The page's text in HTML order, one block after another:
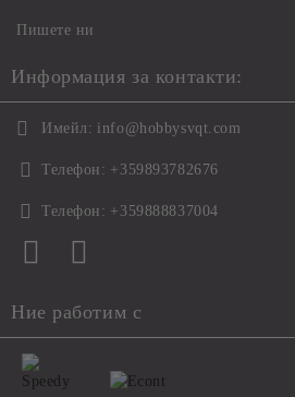
Пишете ни
Информация за контакти:
Имейл: info@hobbysvqt.com
Телефон: +359893782676
Телефон: +359888837004
Ние работим с